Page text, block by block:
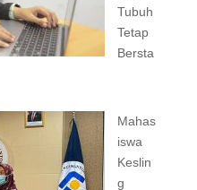
Tubuh
Tetap
Bersta
Mahas
iswa
Keslin
g